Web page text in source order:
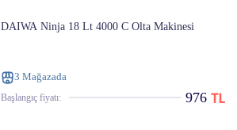
DAIWA Ninja 18 Lt 4000 C Olta Makinesi
3 Mağazada
Başlangıç ​​fiyatı: 976